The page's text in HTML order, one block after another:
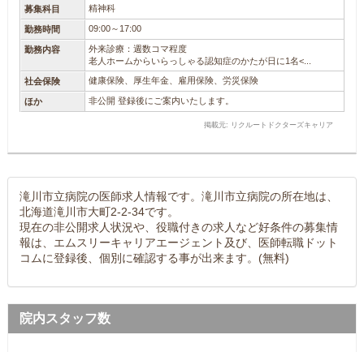
募集科目 精神科
勤務時間 09:00～17:00
勤務内容
外来診療：週数コマ程度
老人ホームからいらっしゃる認知症のかたが日に1名<...
社会保険 健康保険、厚生年金、雇用保険、労災保険
ほか 非公開 登録後にご案内いたします。
掲載元: リクルートドクターズキャリア
滝川市立病院の医師求人情報です。滝川市立病院の所在地は、
北海道滝川市大町2-2-34です。
現在の非公開求人状況や、役職付きの求人など好条件の募集情
報は、エムスリーキャリアエージェント及び、医師転職ドット
コムに登録後、個別に確認する事が出来ます。(無料)
院内スタッフ数